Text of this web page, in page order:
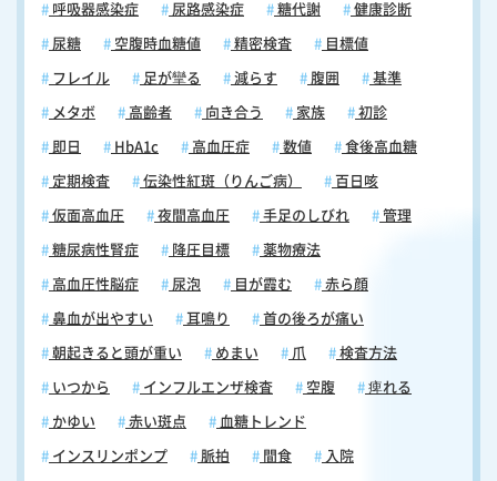
呼吸器感染症 尿路感染症 糖代謝 健康診断
尿糖 空腹時血糖値 精密検査 目標値
フレイル 足が攣る 減らす 腹囲 基準
メタボ 高齢者 向き合う 家族 初診
即日 HbA1c 高血圧症 数値 食後高血糖
定期検査 伝染性紅斑（りんご病） 百日咳
仮面高血圧 夜間高血圧 手足のしびれ 管理
糖尿病性腎症 降圧目標 薬物療法
高血圧性脳症 尿泡 目が霞む 赤ら顔
鼻血が出やすい 耳鳴り 首の後ろが痛い
朝起きると頭が重い めまい 爪 検査方法
いつから インフルエンザ検査 空腹 痺れる
かゆい 赤い斑点 血糖トレンド
インスリンポンプ 脈拍 間食 入院